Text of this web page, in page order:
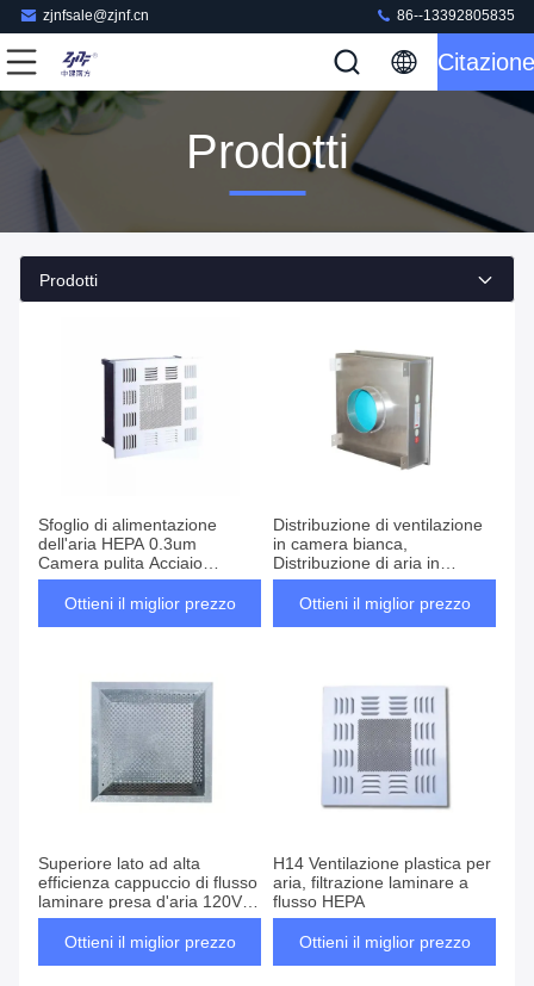
zjnfsale@zjnf.cn 86--13392805835
Citazione
Prodotti
Prodotti
Sfoglio di alimentazione
dell'aria HEPA 0.3um
Camera pulita Acciaio
inossidabile in alluminio Per
sistema HVAC
Ottieni il miglior prezzo
Distribuzione di ventilazione
in camera bianca,
Distribuzione di aria in
serbatoio liquido rettangolare
Ottieni il miglior prezzo
Superiore lato ad alta
efficienza cappuccio di flusso
laminare presa d'aria 120V
camera pulita sistema di
filtrazione HVAC HEPA
Ottieni il miglior prezzo
H14 Ventilazione plastica per
aria, filtrazione laminare a
flusso HEPA
Ottieni il miglior prezzo